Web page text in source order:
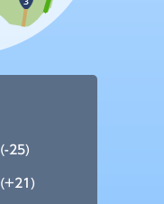
(-25)
(+21)